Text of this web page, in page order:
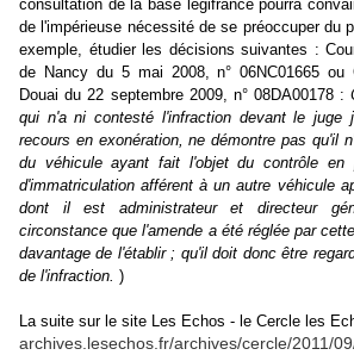
consultation de la base legifrance pourra
de l'impérieuse nécessité de se préoccuper du
exemple, étudier les décisions suivantes :
de Nancy du 5 mai 2008, n° 06NC01665 ou
Douai du 22 septembre 2009, n° 08DA00178 :
qui n'a ni contesté l'infraction devant le juge
recours en exonération, ne démontre pas qu'il
du véhicule ayant fait l'objet du contrôle en
d'immatriculation afférent à un autre véhicule
dont il est administrateur et directeur
circonstance que l'amende a été réglée par
davantage de l'établir ; qu'il doit donc être
de l'infraction. )
La suite sur le site Les Echos - le Cercle les
archives.lesechos.fr/archives/cercle/2011/